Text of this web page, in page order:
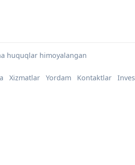
huquqlar himoyalangan
Xizmatlar Yordam Kontaktlar